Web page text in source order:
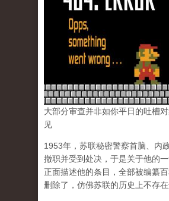
大部分审查并非如你平日的吐槽
见
1953年，苏联秘密警察首脑、内
撤职并受到处决，于是关于他的
正面描述他的条目，全部被编纂
删除了，仿佛苏联的历史上不存在